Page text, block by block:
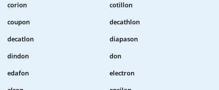
corion
cotillon
coupon
decathlon
decatlon
diapason
dindon
don
edafon
electron